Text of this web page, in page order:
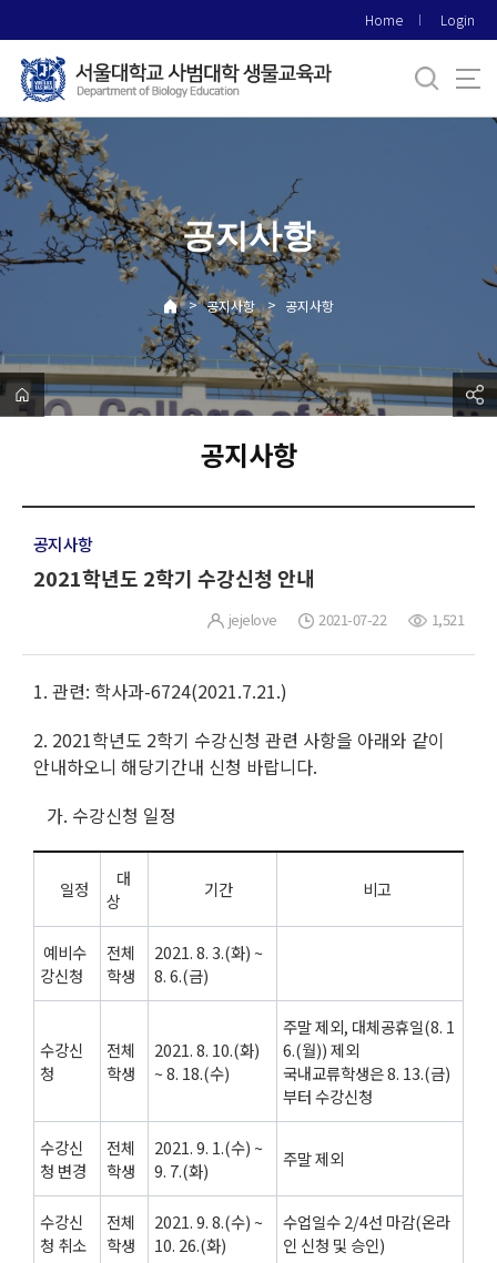
로
메
뉴
Home Login
공지사항
> 공지사항 > 공지사항
공지사항
공지사항
2021학년도 2학기 수강신청 안내
jejelove 2021-07-22 1,521
1. 관련: 학사과-6724(2021.7.21.)
2. 2021학년도 2학기 수강신청 관련 사항을 아래와 같이
안내하오니 해당기간내 신청 바랍니다.
가. 수강신청 일정
일정
대
상
기간 비고
예비수
강신청
전체
학생
2021. 8. 3.(화) ~
8. 6.(금)
수강신
청
전체
학생
2021. 8. 10.(화)
~ 8. 18.(수)
주말 제외, 대체공휴일(8. 1
6.(월)) 제외
국내교류학생은 8. 13.(금)
부터 수강신청
수강신
청 변경
전체
학생
2021. 9. 1.(수) ~
9. 7.(화)
주말 제외
수강신
청 취소
전체
학생
2021. 9. 8.(수) ~
10. 26.(화)
수업일수 2/4선 마감(온라
인 신청 및 승인)